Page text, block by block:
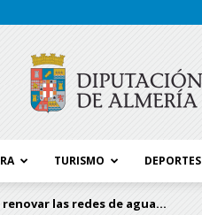
TURISMO DEPORTES
las redes de agua...